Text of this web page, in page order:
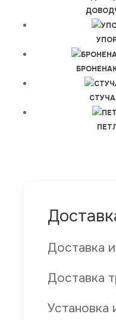
Доставка
Доставка
Установка